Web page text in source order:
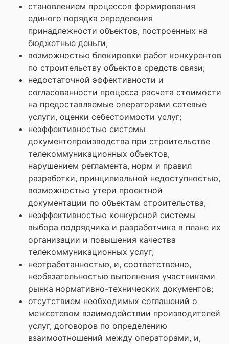
становлением процессов формирования
единого порядка определения
принадлежности объектов, построенных на
бюджетные деньги;
возможностью блокировки работ конкурентов
по строительству объектов средств связи;
недостаточной эффективности и
согласованности процесса расчета стоимости
на предоставляемые операторами сетевые
услуги, оценки себестоимости услуг;
неэффективностью системы
документопроизводства при строительстве
телекоммуникационных объектов,
нарушением регламента, норм и правил
разработки, принципиальной недоступностью,
возможностью утери проектной
документации по объектам строительства;
неэффективностью конкурсной системы
выбора подрядчика и разработчика в плане их
организации и повышения качества
телекоммуникационных услуг;
неотработанностью, и, соответственно,
необязательностью выполнения участниками
рынка нормативно-технических документов;
отсутствием необходимых соглашений о
межсетевом взаимодействии производителей
услуг, договоров по определению
взаимоотношений между операторами, и,